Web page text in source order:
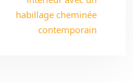
habillage cheminée
contemporain